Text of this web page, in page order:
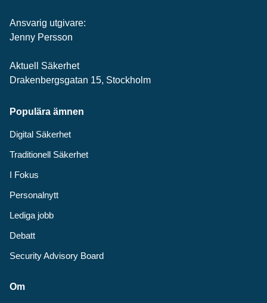
Ansvarig utgivare:
Jenny Persson
Aktuell Säkerhet
Drakenbergsgatan 15, Stockholm
Populära ämnen
Digital Säkerhet
Traditionell Säkerhet
I Fokus
Personalnytt
Lediga jobb
Debatt
Security Advisory Board
Om